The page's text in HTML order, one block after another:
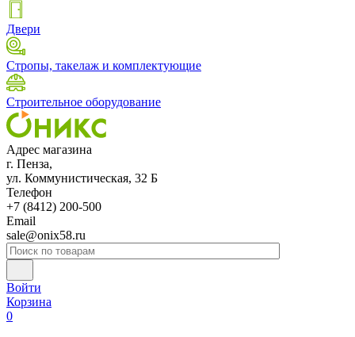
Двери
Стропы, такелаж и комплектующие
Строительное оборудование
Адрес магазина
г. Пенза,
ул. Коммунистическая, 32 Б
Телефон
+7 (8412) 200-500
Email
sale@onix58.ru
Войти
Корзина
0